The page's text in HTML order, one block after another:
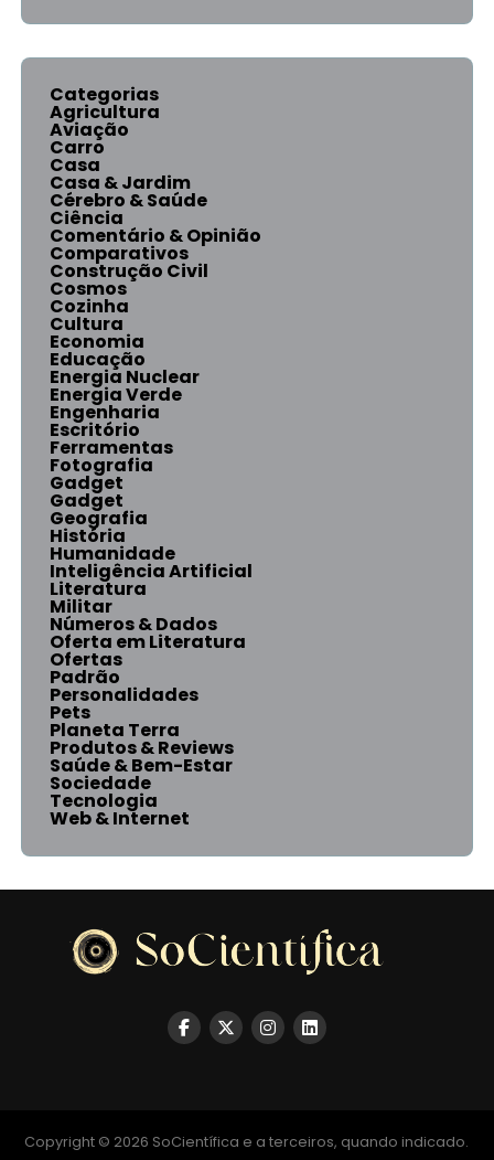
Categorias
Agricultura
Aviação
Carro
Casa
Casa & Jardim
Cérebro & Saúde
Ciência
Comentário & Opinião
Comparativos
Construção Civil
Cosmos
Cozinha
Cultura
Economia
Educação
Energia Nuclear
Energia Verde
Engenharia
Escritório
Ferramentas
Fotografia
Gadget
Gadget
Geografia
História
Humanidade
Inteligência Artificial
Literatura
Militar
Números & Dados
Oferta em Literatura
Ofertas
Padrão
Personalidades
Pets
Planeta Terra
Produtos & Reviews
Saúde & Bem-Estar
Sociedade
Tecnologia
Web & Internet
Copyright © 2026 SoCientífica e a terceiros, quando indicado.